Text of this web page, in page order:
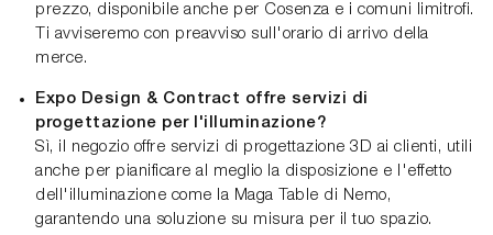
prezzo, disponibile anche per Cosenza e i comuni limitrofi.
Ti avviseremo con preavviso sull'orario di arrivo della
merce.
Expo Design & Contract offre servizi di
progettazione per l'illuminazione?
Sì, il negozio offre servizi di progettazione 3D ai clienti, utili
anche per pianificare al meglio la disposizione e l'effetto
dell'illuminazione come la Maga Table di Nemo,
garantendo una soluzione su misura per il tuo spazio.